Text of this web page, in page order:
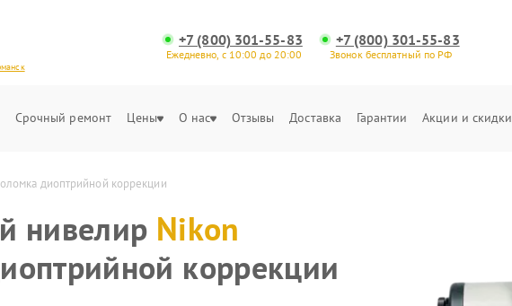
+7 (800) 301-55-83
Ежедневно, с 10:00 до 20:00
+7 (800) 301-55-83
Звонок бесплатный по РФ
Срочный ремонт Цены О нас Отзывы Доставка Гарантии Акции и скидки
диоптрийной коррекции
нивелир Nikon
коррекции